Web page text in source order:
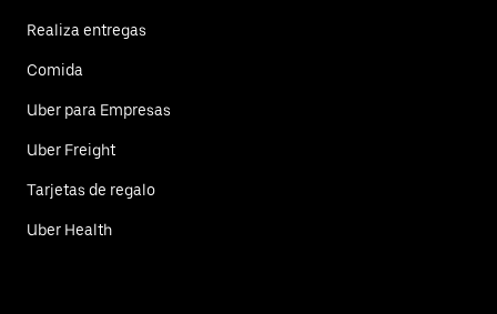
Realiza entregas
Comida
Uber para Empresas
Uber Freight
Tarjetas de regalo
Uber Health